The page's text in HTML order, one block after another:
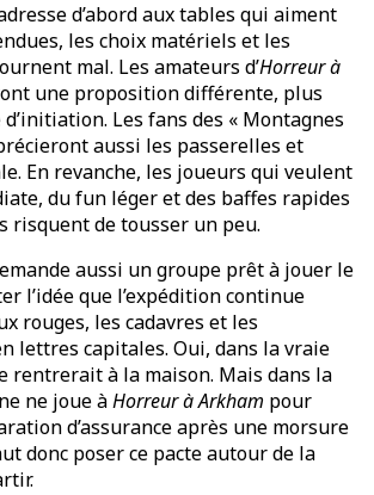
d’abord aux tables qui aiment
les choix matériels et les
mal. Les amateurs d’Horreur à
une proposition différente, plus
Les fans des « Montagnes
aussi les passerelles et
En revanche, les joueurs qui veulent
du fun léger et des baffes rapides
risquent de tousser un peu.
aussi un groupe prêt à jouer le
l’idée que l’expédition continue
rouges, les cadavres et les
lettres capitales. Oui, dans la vraie
rentrerait à la maison. Mais dans la
ne joue àHorreur à Arkham pour
d’assurance après une morsure
donc poser ce pacte autour de la